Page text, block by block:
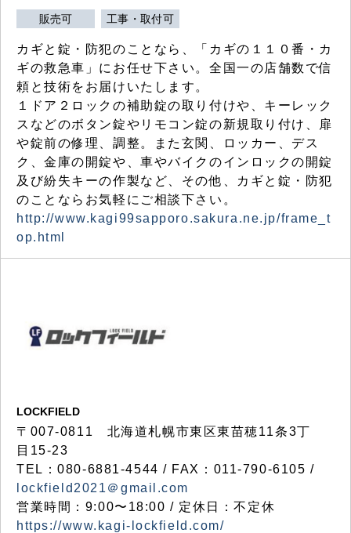
販売可 工事・取付可
カギと錠・防犯のことなら、「カギの１１０番・カ
ギの救急車」にお任せ下さい。全国一の店舗数で信
頼と技術をお届けいたします。
１ドア２ロックの補助錠の取り付けや、キーレック
スなどのボタン錠やリモコン錠の新規取り付け、扉
や錠前の修理、調整。また玄関、ロッカー、デス
ク、金庫の開錠や、車やバイクのインロックの開錠
及び紛失キーの作製など、その他、カギと錠・防犯
のことならお気軽にご相談下さい。
http://www.kagi99sapporo.sakura.ne.jp/frame_t
op.html
LOCKFIELD
〒007-0811 北海道札幌市東区東苗穂11条3丁
目15-23
TEL：080-6881-4544 / FAX：011-790-6105 /
lockfield2021＠gmail.com
営業時間：9:00〜18:00 / 定休日：不定休
https://www.kagi-lockfield.com/